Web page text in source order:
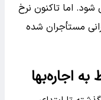
اما تاکنون نرخ
مستأجران شده
اجاره‌بها